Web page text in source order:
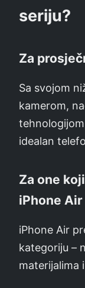
seriju?
Za
Sa svojom
kamerom,
tehnologijom
idealan
Za one
iPhone Air
iPhone Air
kategoriju –
materijalima